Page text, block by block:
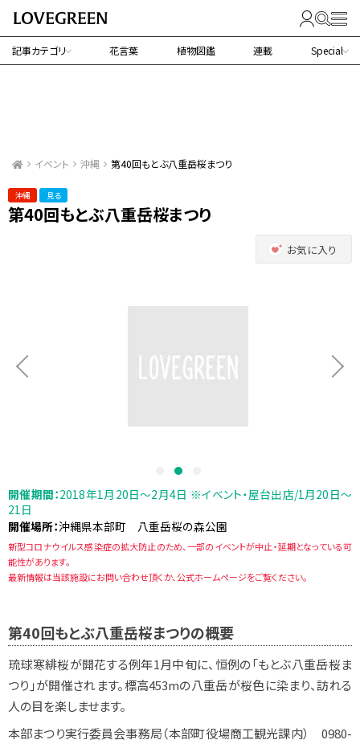
記事カテゴリ 花言葉 植物図鑑 連載 Special
イベント 沖縄 第40回もとぶ八重岳桜まつり
沖縄 見る
第40回もとぶ八重岳桜まつり
お気に入り
開催期間：2018年1月20日～2月4日 ※イベント・屋台出店/1月20日～
21日
開催場所：沖縄県本部町 八重岳桜の森公園
新型コロナウイルス感染症の拡大防止のため、一部のイベントが中止・延期となっている可
能性があります。
最新情報は当該施設にお問い合わせ頂くか、公式ホームページをご覧ください。
第40回もとぶ八重岳桜まつりの概要
琉球寒緋桜が開花する例年1月中旬に、恒例の「もとぶ八重岳桜ま
つり」が開催されます。標高453mの八重岳が桜色に染まり、訪れる
人の目を楽しませます。
本部まつり実行委員会事務局（本部町役場商工観光課内） 0980-